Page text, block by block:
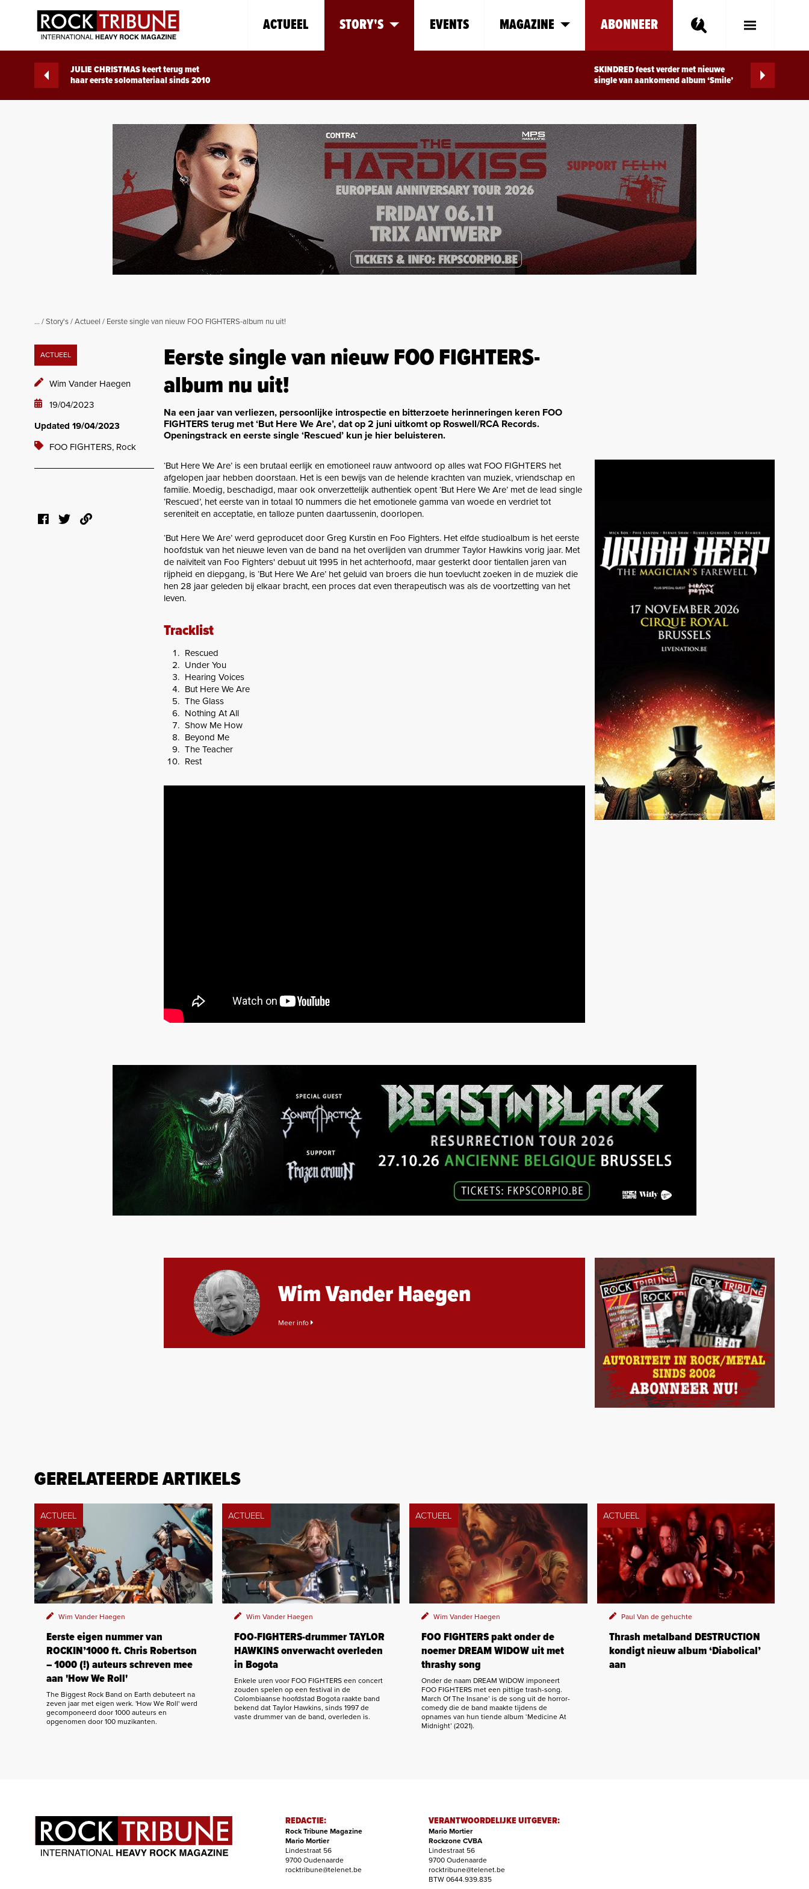
ACTUEEL STORY'S EVENTS MAGAZINE ABONNEER
Toggle
JULIE CHRISTMAS keert terug met
haar eerste solomateriaal sinds 2010
SKINDRED feest verder met nieuwe
single van aankomend album ‘Smile’
... /Story's/Actueel / Eerste single van nieuw FOO FIGHTERS-album nu uit!
ACTUEEL
Wim Vander Haegen
19/04/2023
Updated 19/04/2023
FOO FIGHTERS, Rock
Eerste single van nieuw FOO FIGHTERS-
album nu uit!
Na een jaar van verliezen, persoonlijke introspectie en bitterzoete herinneringen keren FOO
FIGHTERS terug met ‘But Here We Are’, dat op 2 juni uitkomt op Roswell/RCA Records.
Openingstrack en eerste single ‘Rescued’ kun je hier beluisteren.
‘But Here We Are’ is een brutaal eerlijk en emotioneel rauw antwoord op alles wat FOO FIGHTERS het
afgelopen jaar hebben doorstaan. Het is een bewijs van de helende krachten van muziek, vriendschap en
familie. Moedig, beschadigd, maar ook onverzettelijk authentiek opent ‘But Here We Are’ met de lead single
‘Rescued’, het eerste van in totaal 10 nummers die het emotionele gamma van woede en verdriet tot
sereniteit en acceptatie, en talloze punten daartussenin, doorlopen.
‘But Here We Are’ werd geproducet door Greg Kurstin en Foo Fighters. Het elfde studioalbum is het eerste
hoofdstuk van het nieuwe leven van de band na het overlijden van drummer Taylor Hawkins vorig jaar. Met
de naïviteit van Foo Fighters' debuut uit 1995 in het achterhoofd, maar gesterkt door tientallen jaren van
rijpheid en diepgang, is ‘But Here We Are’ het geluid van broers die hun toevlucht zoeken in de muziek die
hen 28 jaar geleden bij elkaar bracht, een proces dat even therapeutisch was als de voortzetting van het
leven.
Tracklist
Rescued
Under You
Hearing Voices
But Here We Are
The Glass
Nothing At All
Show Me How
Beyond Me
The Teacher
Rest
Wim Vander Haegen
Meer info
GERELATEERDE ARTIKELS
ACTUEEL
Wim Vander Haegen
Eerste eigen nummer van
ROCKIN’1000 ft. Chris Robertson
– 1000 (!) auteurs schreven mee
aan 'How We Roll'
The Biggest Rock Band on Earth debuteert na
zeven jaar met eigen werk. 'How We Roll' werd
gecomponeerd door 1000 auteurs en
opgenomen door 100 muzikanten.
ACTUEEL
Wim Vander Haegen
FOO-FIGHTERS-drummer TAYLOR
HAWKINS onverwacht overleden
in Bogota
Enkele uren voor FOO FIGHTERS een concert
zouden spelen op een festival in de
Colombiaanse hoofdstad Bogota raakte band
bekend dat Taylor Hawkins, sinds 1997 de
vaste drummer van de band, overleden is.
ACTUEEL
Wim Vander Haegen
FOO FIGHTERS pakt onder de
noemer DREAM WIDOW uit met
thrashy song
Onder de naam DREAM WIDOW imponeert
FOO FIGHTERS met een pittige trash-song.
March Of The Insane’ is de song uit de horror-
comedy die de band maakte tijdens de
opnames van hun tiende album ‘Medicine At
Midnight’ (2021).
ACTUEEL
Paul Van de gehuchte
Thrash metalband DESTRUCTION
kondigt nieuw album ‘Diabolical’
aan
REDACTIE:
Rock Tribune Magazine
Mario Mortier
Lindestraat 56
9700 Oudenaarde
rocktribune@telenet.be
VERANTWOORDELIJKE UITGEVER:
Mario Mortier
Rockzone CVBA
Lindestraat 56
9700 Oudenaarde
rocktribune@telenet.be
BTW 0644.939.835